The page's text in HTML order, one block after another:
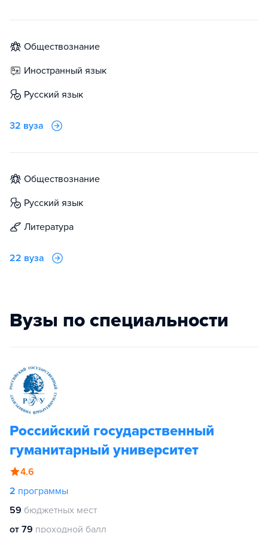
обществознание
иностранный язык
русский язык
32 вуза
обществознание
русский язык
литература
22 вуза
Вузы по специальности
Российский государственный
гуманитарный университет
4.6
2 программы
59 бюджетных мест
от 79 проходной балл